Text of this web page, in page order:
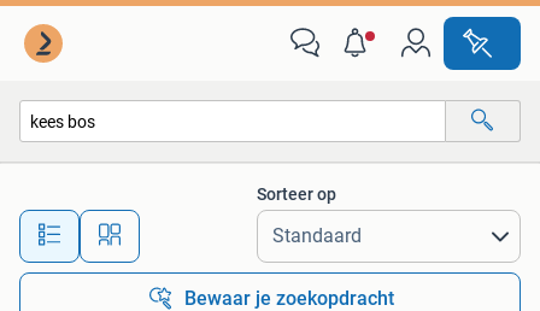
Alle afstanden…
Sorteer op
Bewaar je zoekopdracht